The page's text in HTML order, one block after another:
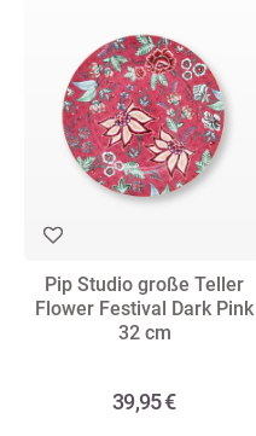
Pip Studio große Teller
Flower Festival Dark Pink
32 cm
39,95 €